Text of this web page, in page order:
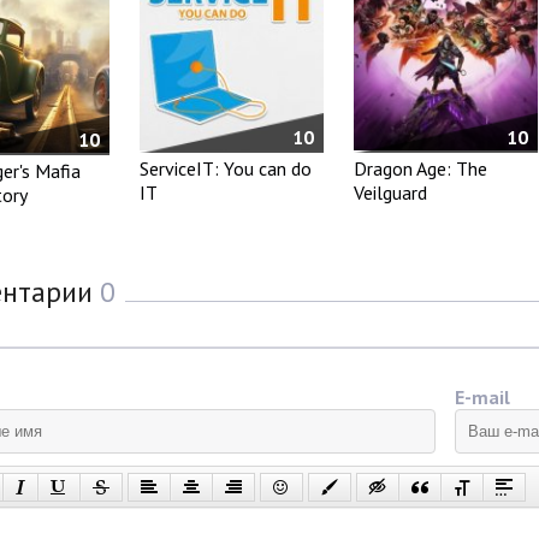
10
Mafia
10
ServiceIT: You can do
IT
10
Dragon Age: The
Veilguard
0
E-mail